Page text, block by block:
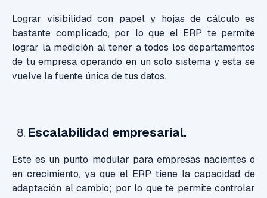
Lograr visibilidad con papel y hojas de cálculo es
bastante complicado, por lo que el ERP te permite
lograr la medición al tener a todos los departamentos
de tu empresa operando en un solo sistema y esta se
vuelve la fuente única de tus datos.
Escalabilidad empresarial.
Este es un punto modular para empresas nacientes o
en crecimiento, ya que el ERP tiene la capacidad de
adaptación al cambio; por lo que te permite controlar